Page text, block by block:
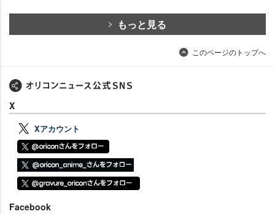
もっと見る
このページのトップへ
X
Xアカウント
Facebook